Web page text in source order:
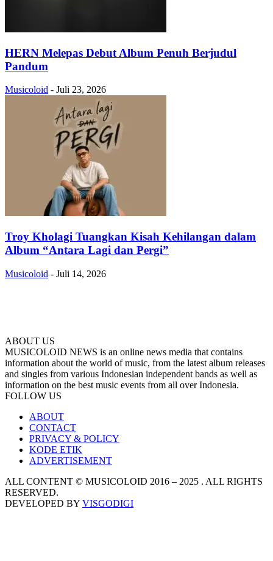
HERN Melepas Debut Album Penuh Berjudul
Pandum
Musicoloid - Juli 23, 2026
Troy Kholagi Tuangkan Kisah Kehilangan dalam
Album “Antara Lagi dan Pergi”
Musicoloid - Juli 14, 2026
ABOUT US
MUSICOLOID NEWS is an online news media that contains
information about the world of music, from the latest album releases
and singles from various Indonesian independent bands as well as
information on the best music events from all over Indonesia.
FOLLOW US
ABOUT
CONTACT
PRIVACY & POLICY
KODE ETIK
ADVERTISEMENT
ALL CONTENT © MUSICOLOID 2016 – 2025 . ALL RIGHTS
RESERVED.
DEVELOPED BY VISGODIGI